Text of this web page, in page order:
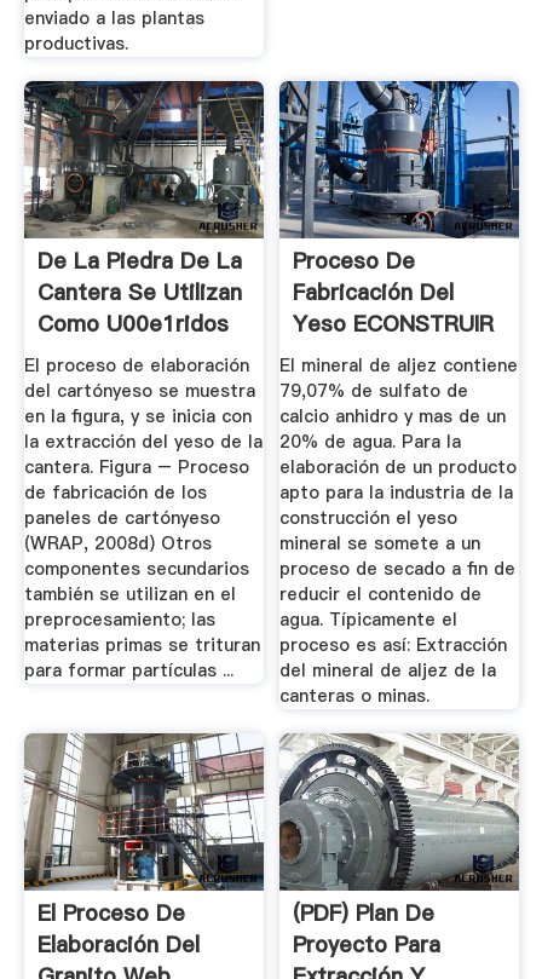
enviado a las plantas
productivas.
De La Piedra De La
Cantera Se Utilizan
Como U00e1ridos
...
El proceso de elaboración
del cartónyeso se muestra
en la figura, y se inicia con
la extracción del yeso de la
cantera. Figura – Proceso
de fabricación de los
paneles de cartónyeso
(WRAP, 2008d) Otros
componentes secundarios
también se utilizan en el
preprocesamiento; las
materias primas se trituran
para formar partículas ...
Proceso De
Fabricación Del
Yeso ECONSTRUIR
El mineral de aljez contiene
79,07% de sulfato de
calcio anhidro y mas de un
20% de agua. Para la
elaboración de un producto
apto para la industria de la
construcción el yeso
mineral se somete a un
proceso de secado a fin de
reducir el contenido de
agua. Típicamente el
proceso es así: Extracción
del mineral de aljez de la
canteras o minas.
El Proceso De
Elaboración Del
(PDF) Plan De
Proyecto Para